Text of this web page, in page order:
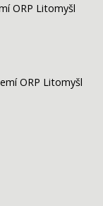
ORP Litomyšl
ORP Litomyšl